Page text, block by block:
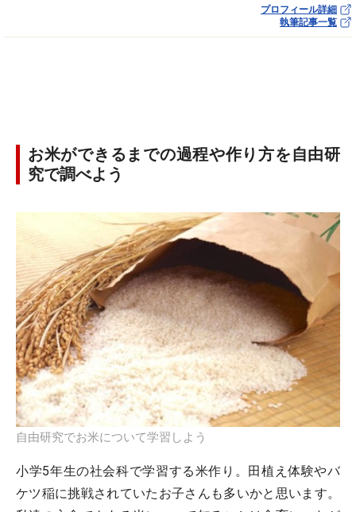
プロフィール詳細
執筆記事一覧
お米ができるまでの過程や作り方を自由研
究で調べよう
自由研究でお米について学習しよう
小学5年生の社会科で学習する米作り。田植え体験やバ
ケツ稲に挑戦されていたお子さんも多いかと思います。